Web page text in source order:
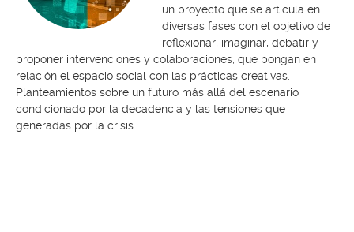
un proyecto que se articula en
diversas fases con el objetivo de
reflexionar, imaginar, debatir y
proponer intervenciones y colaboraciones, que pongan en
relación el espacio social con las prácticas creativas.
Planteamientos sobre un futuro más allá del escenario
condicionado por la decadencia y las tensiones que
generadas por la crisis.